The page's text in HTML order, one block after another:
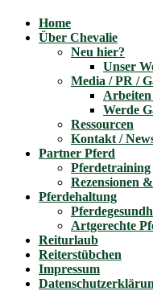
Home
Über Chevalie
Neu hier?
Unser
Media / PR /
Arbeiten
Werde
Ressourcen
Kontakt /
Partner Pferd
Pferdetraining
Rezensionen
Pferdehaltung
Artgerechte
Reiturlaub
Reiterstübchen
Impressum